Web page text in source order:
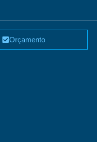
Orçamento